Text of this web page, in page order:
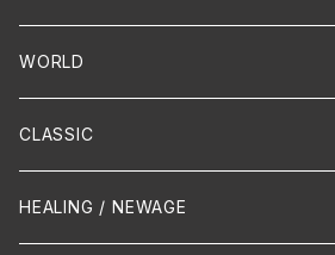
PUNK/HARDCORE
Hip-Hop/Dancehall Reggae
HR/HM
Vocal
Piano
Crossover / Fusion
WORLD
HAWAIIAN
Chanson
CLASSIC
Piano
HEALING / NEWAGE